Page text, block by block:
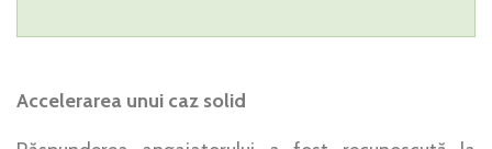
Accelerarea unui caz solid